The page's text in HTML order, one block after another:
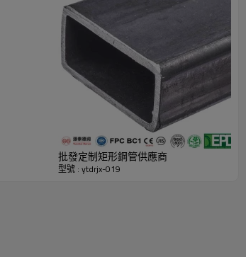
批發定制矩形鋼管供應商
型號 : ytdrjx-019